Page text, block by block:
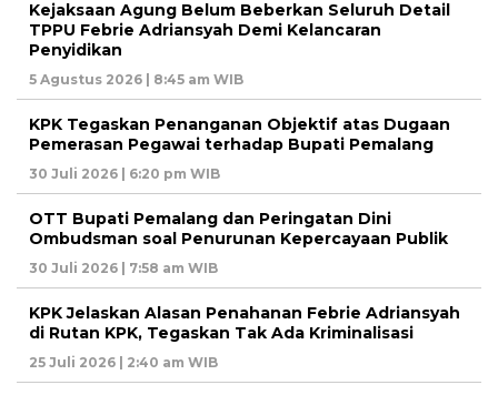
Kejaksaan Agung Belum Beberkan Seluruh Detail
TPPU Febrie Adriansyah Demi Kelancaran
Penyidikan
5 Agustus 2026 | 8:45 am WIB
KPK Tegaskan Penanganan Objektif atas Dugaan
Pemerasan Pegawai terhadap Bupati Pemalang
30 Juli 2026 | 6:20 pm WIB
OTT Bupati Pemalang dan Peringatan Dini
Ombudsman soal Penurunan Kepercayaan Publik
30 Juli 2026 | 7:58 am WIB
KPK Jelaskan Alasan Penahanan Febrie Adriansyah
di Rutan KPK, Tegaskan Tak Ada Kriminalisasi
25 Juli 2026 | 2:40 am WIB